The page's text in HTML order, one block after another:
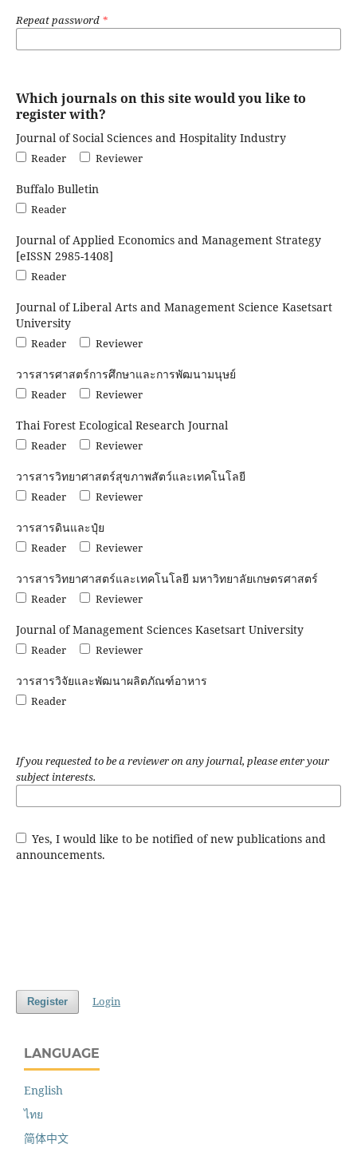
Repeat password *
Which journals on this site would you like to
register with?
Journal of Social Sciences and Hospitality Industry
Reader Reviewer
Buffalo Bulletin
Reader
Journal of Applied Economics and Management Strategy
[eISSN 2985-1408]
Reader
Journal of Liberal Arts and Management Science Kasetsart
University
Reader Reviewer
วารสารศาสตร์การศึกษาและการพัฒนามนุษย์
Reader Reviewer
Thai Forest Ecological Research Journal
Reader Reviewer
วารสารวิทยาศาสตร์สุขภาพสัตว์และเทคโนโลยี
Reader Reviewer
วารสารดินและปุ๋ย
Reader Reviewer
วารสารวิทยาศาสตร์และเทคโนโลยี มหาวิทยาลัยเกษตรศาสตร์
Reader Reviewer
Journal of Management Sciences Kasetsart University
Reader Reviewer
วารสารวิจัยและพัฒนาผลิตภัณฑ์อาหาร
Reader
If you requested to be a reviewer on any journal, please enter your
subject interests.
Yes, I would like to be notified of new publications and
announcements.
Register Login
LANGUAGE
English
ไทย
简体中文